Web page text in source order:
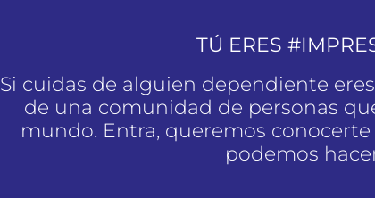
TÚ ERES
Si cuidas de alguien dependiente
de una comunidad de personas
mundo. Entra, queremos
podemos